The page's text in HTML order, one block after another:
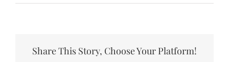
Выбор
России:
Share This Story, Choose Your Platform!